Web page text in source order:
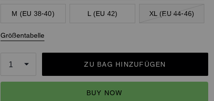
M (EU 38-40) L (EU 42) XL (EU 44-46)
Größentabelle
ZU BAG HINZUFÜGEN
BUY NOW